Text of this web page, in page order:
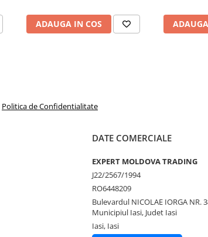
ADAUGA IN COS
Politica de Confidentialitate
DATE COMERCIALE
EXPERT MOLDOVA TRADING
J22/2567/1994
RO6448209
Bulevardul NICOLAE IORGA NR.
Municipiul Iasi, Judet Iasi
Iasi, Iasi